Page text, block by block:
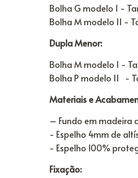
Bolha G modelo I -
Bolha M modelo II -
Dupla Menor:
Bolha M modelo I -
Bolha P modelo II -
Materiais e
– Fundo em madeira
- Espelho 4mm de
- Espelho 100%
Fixação: